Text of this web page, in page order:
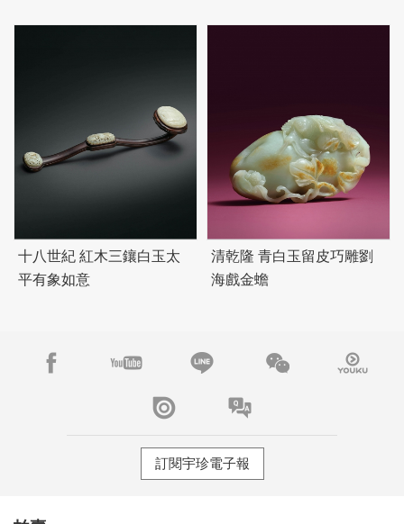
十八世紀 紅木三鑲白玉太
平有象如意
清乾隆 青白玉留皮巧雕劉
海戲金蟾
訂閱宇珍電子報